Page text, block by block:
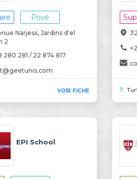
Privé
Narjess, Jardins d'el
2
280 281 / 22 874 817
VOIR FICHE
EPI School